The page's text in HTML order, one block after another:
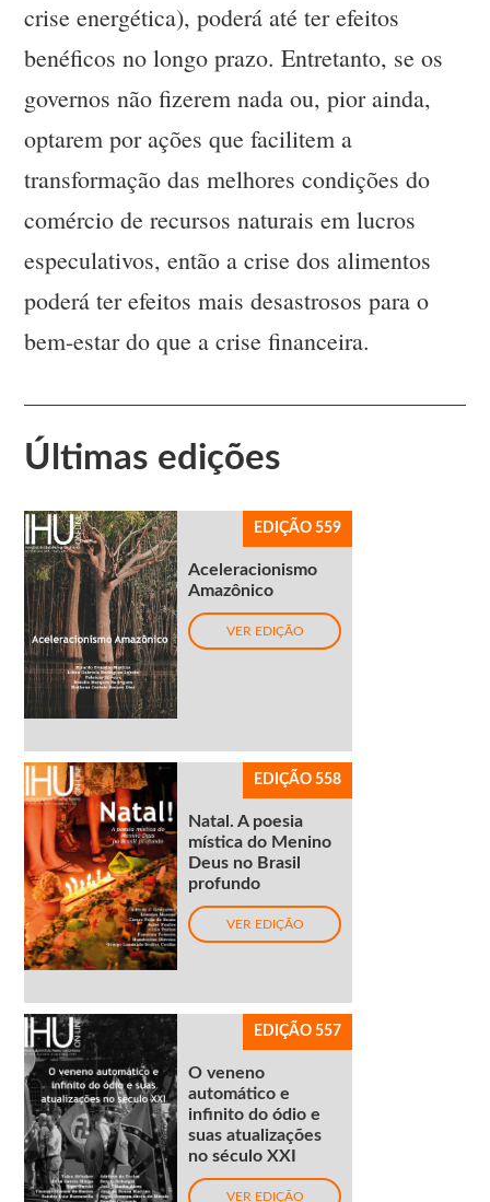
crise energética), poderá até ter efeitos
benéficos no longo prazo. Entretanto, se os
governos não fizerem nada ou, pior ainda,
optarem por ações que facilitem a
transformação das melhores condições do
comércio de recursos naturais em lucros
especulativos, então a crise dos alimentos
poderá ter efeitos mais desastrosos para o
bem-estar do que a crise financeira.
Últimas edições
EDIÇÃO 559
Aceleracionismo
Amazônico
VER EDIÇÃO
EDIÇÃO 558
Natal. A poesia
mística do Menino
Deus no Brasil
profundo
VER EDIÇÃO
EDIÇÃO 557
O veneno
automático e
infinito do ódio e
suas atualizações
no século XXI
VER EDIÇÃO